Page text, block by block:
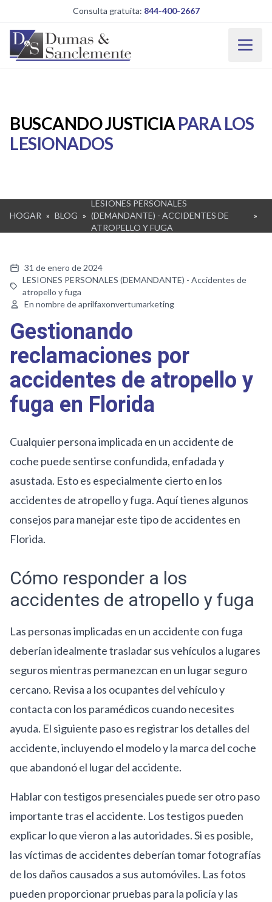
Saltar al contenido principal
Consulta gratuita: 844-400-2667
BUSCANDO JUSTICIAPARA LOS
LESIONADOS
HOGAR » BLOG »
LESIONES PERSONALES
(DEMANDANTE) - ACCIDENTES DE
ATROPELLO Y FUGA
»
31 de enero de 2024
LESIONES PERSONALES (DEMANDANTE) - Accidentes de
atropello y fuga
En nombre de aprilfaxonvertumarketing
Gestionando
reclamaciones por
accidentes de atropello y
fuga en Florida
Cualquier persona implicada en un accidente de
coche puede sentirse confundida, enfadada y
asustada. Esto es especialmente cierto en los
accidentes de atropello y fuga. Aquí tienes algunos
consejos para manejar este tipo de accidentes en
Florida.
Cómo responder a los
accidentes de atropello y fuga
Las personas implicadas en un accidente con fuga
deberían idealmente trasladar sus vehículos a lugares
seguros mientras permanezcan en un lugar seguro
cercano. Revisa a los ocupantes del vehículo y
contacta con los paramédicos cuando necesites
ayuda. El siguiente paso es registrar los detalles del
accidente, incluyendo el modelo y la marca del coche
que abandonó el lugar del accidente.
Hablar con testigos presenciales puede ser otro paso
importante tras el accidente. Los testigos pueden
explicar lo que vieron a las autoridades. Si es posible,
las víctimas de accidentes deberían tomar fotografías
de los daños causados a sus automóviles. Las fotos
pueden proporcionar pruebas para la policía y las